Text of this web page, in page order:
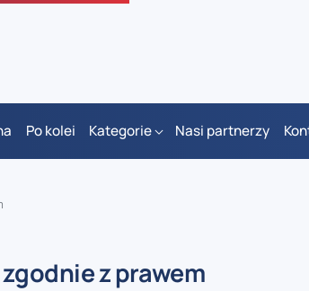
Po kolei Kategorie Nasi partnerzy
z prawem